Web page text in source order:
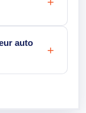
auto